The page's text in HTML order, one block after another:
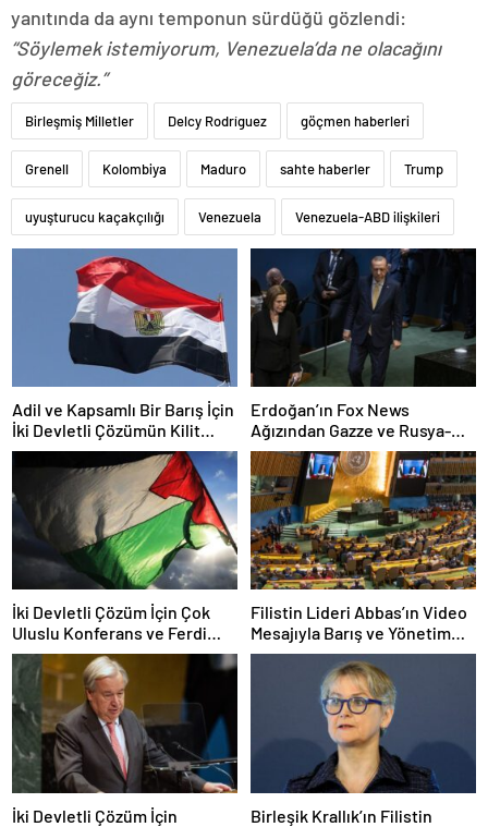
yanıtında da aynı temponun sürdüğü gözlendi:
“Söylemek istemiyorum, Venezuela’da ne olacağını
göreceğiz.”
Birleşmiş Milletler Delcy Rodríguez göçmen haberleri
Grenell Kolombiya Maduro sahte haberler Trump
uyuşturucu kaçakçılığı Venezuela Venezuela-ABD ilişkileri
Adil ve Kapsamlı Bir Barış İçin
İki Devletli Çözümün Kilit
Rolü
Erdoğan’ın Fox News
Ağızından Gazze ve Rusya-
Ukraine Politikalarına Yeni
Perspektifler
İki Devletli Çözüm İçin Çok
Uluslu Konferans ve Ferdi
Tanıma Kararları
Filistin Lideri Abbas’ın Video
Mesajıyla Barış ve Yönetim
Reformları Vurgusu
İki Devletli Çözüm İçin
Birleşik Krallık’ın Filistin